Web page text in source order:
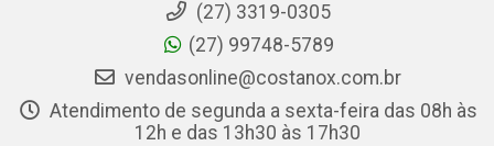
(27) 3319-0305
(27) 99748-5789
vendasonline@costanox.com.br
Atendimento de segunda a sexta-feira das 08h às
12h e das 13h30 às 17h30